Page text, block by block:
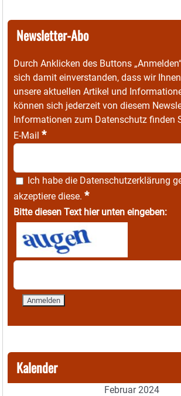
Newsletter-Abo
Durch Anklicken des Buttons
sich damit einverstanden, dass wir
unsere aktuellen Artikel und
können sich jederzeit von diesem
Informationen zum Datenschutz finden
E-Mail *
Ich habe die Datenschutzerklärung
akzeptiere diese. *
Bitte diesen Text hier unten eingeben:
Kalender
Februar 2024